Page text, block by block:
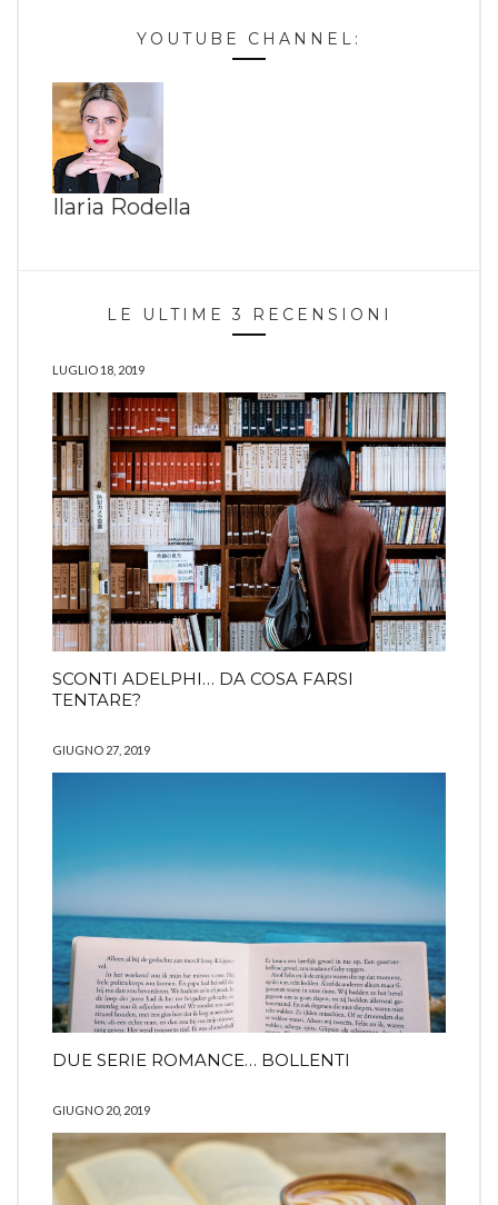
YOUTUBE CHANNEL:
Ilaria Rodella
LE ULTIME 3 RECENSIONI
LUGLIO 18, 2019
SCONTI ADELPHI… DA COSA FARSI
TENTARE?
GIUGNO 27, 2019
DUE SERIE ROMANCE… BOLLENTI
GIUGNO 20, 2019